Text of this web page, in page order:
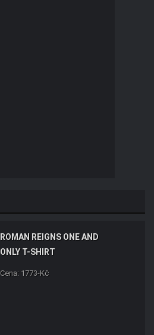
ROMAN REIGNS ONE AND
ONLY T-SHIRT
Cena: 1773-Kč